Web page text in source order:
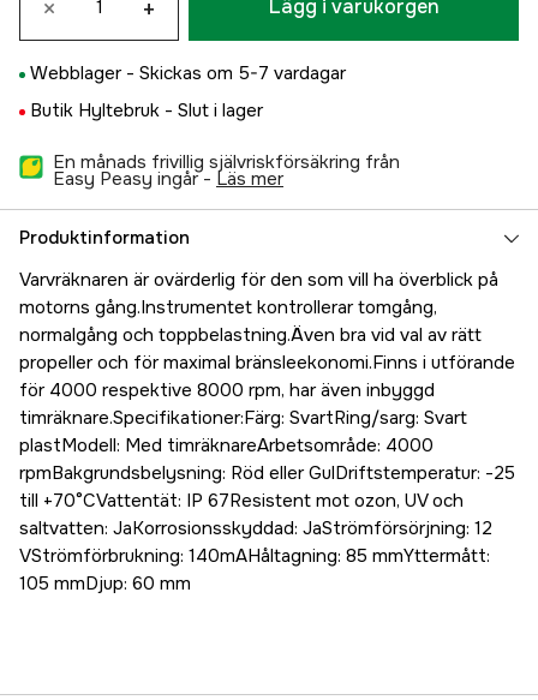
× + Lägg i varukorgen
Webblager - Skickas om 5-7 vardagar
Butik Hyltebruk - Slut i lager
En månads frivillig självriskförsäkring från
Easy Peasy ingår - läs mer
Produktinformation
Varvräknaren är ovärderlig för den som vill ha överblick på
motorns gång.Instrumentet kontrollerar tomgång,
normalgång och toppbelastning.Även bra vid val av rätt
propeller och för maximal bränsleekonomi.Finns i utförande
för 4000 respektive 8000 rpm, har även inbyggd
timräknare.Specifikationer:Färg: SvartRing/sarg: Svart
plastModell: Med timräknareArbetsområde: 4000
rpmBakgrundsbelysning: Röd eller GulDriftstemperatur: -25
till +70°CVattentät: IP 67Resistent mot ozon, UV och
saltvatten: JaKorrosionsskyddad: JaStrömförsörjning: 12
VStrömförbrukning: 140mAHåltagning: 85 mmYttermått:
105 mmDjup: 60 mm